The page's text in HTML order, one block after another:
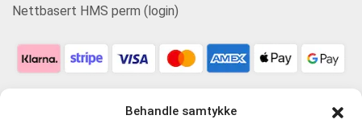
Behandle samtykke
Nettbasert HMS perm (login)